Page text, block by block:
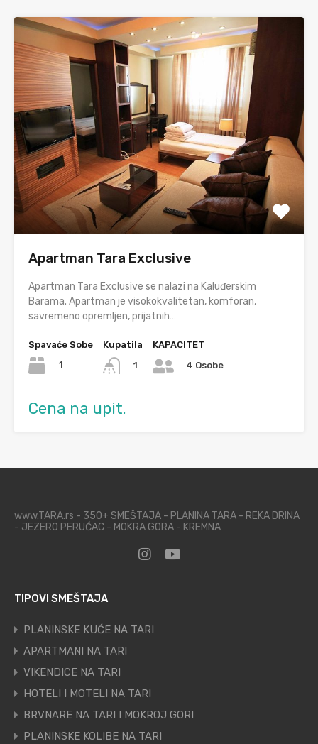
Apartman Tara Exclusive
Apartman Tara Exclusive se nalazi na Kaluđerskim
Barama. Apartman je visokokvalitetan, komforan,
savremeno opremljen, prijatnih…
Spavaće Sobe
1
Kupatila
1
KAPACITET
4 Osobe
Cena na upit.
www.TARA.rs - 350+ SMEŠTAJA - PLANINA TARA - REKA DRINA
- JEZERO PERUĆAC - MOKRA GORA - KREMNA
TIPOVI SMEŠTAJA
PLANINSKE KUĆE NA TARI
APARTMANI NA TARI
VIKENDICE NA TARI
HOTELI I MOTELI NA TARI
BRVNARE NA TARI I MOKROJ GORI
PLANINSKE KOLIBE NA TARI